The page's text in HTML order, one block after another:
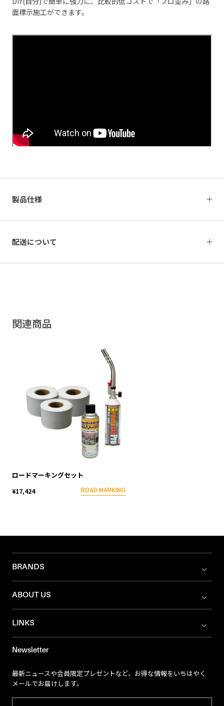
面標示施工ができます。
製品仕様
配送について
関連商品
ロードマーキングセット
ROAD MARKING
¥17,424
BRANDS
ABOUT US
LINKS
Newsletter
最新ニュースや会員限定プレゼントなど、お得な情報をいちはやく
メールでお届けします。